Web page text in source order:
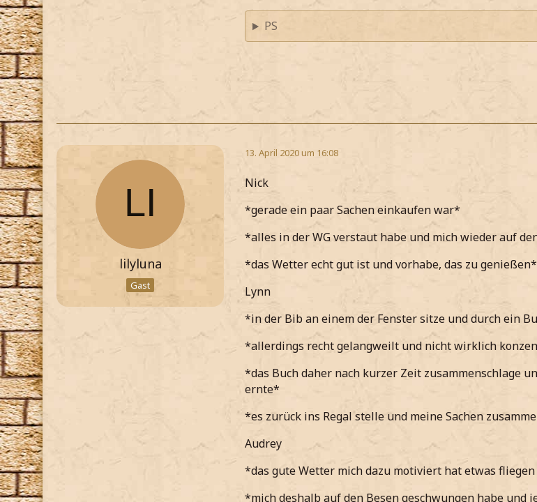
PS
lilyluna
Gast
13. April 2020 um 16:08
Nick
*gerade ein paar Sachen einkaufen war*
*alles in der WG verstaut habe und mich wieder auf
*das Wetter echt gut ist und vorhabe, das zu genießen*
Lynn
*in der Bib an einem der Fenster sitze und durch ein
*allerdings recht gelangweilt und nicht wirklich
*das Buch daher nach kurzer Zeit zusammenschlage
ernte*
*es zurück ins Regal stelle und meine Sachen
Audrey
*das gute Wetter mich dazu motiviert hat etwas
*mich deshalb auf den Besen geschwungen habe und